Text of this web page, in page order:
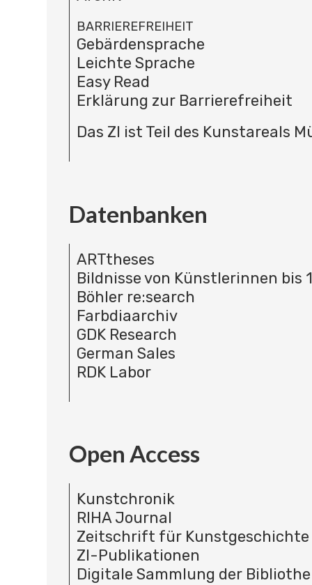
BARRIEREFREIHEIT
Gebärdensprache
Leichte Sprache
Easy Read
Erklärung zur Barrierefreiheit
Das ZI ist Teil des Kunstareals
Datenbanken
ARTtheses
Bildnisse von Künstlerinnen bis
Böhler re:search
Farbdiaarchiv
GDK Research
German Sales
RDK Labor
Open Access
Kunstchronik
RIHA Journal
Zeitschrift für Kunstgeschichte
ZI-Publikationen
Digitale Sammlung der